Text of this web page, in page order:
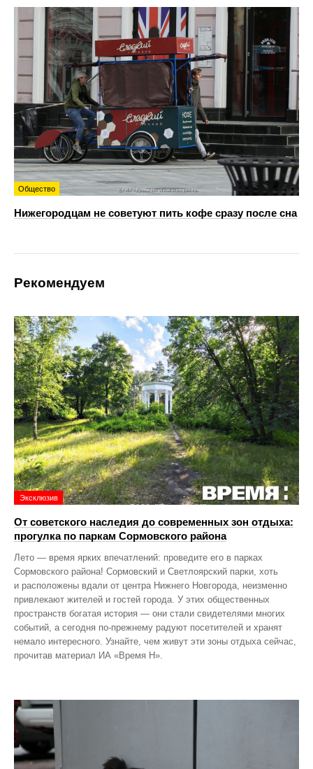
Общество
Нижегородцам не советуют пить кофе сразу после сна
Рекомендуем
Эксклюзив
От советского наследия до современных зон отдыха:
прогулка по паркам Сормовского района
Лето — время ярких впечатлений: проведите его в парках
Сормовского района! Сормовский и Светлоярский парки, хоть
и расположены вдали от центра Нижнего Новгорода, неизменно
привлекают жителей и гостей города. У этих общественных
пространств богатая история — они стали свидетелями многих
событий, а сегодня по‑прежнему радуют посетителей и хранят
немало интересного. Узнайте, чем живут эти зоны отдыха сейчас,
прочитав материал ИА «Время Н».